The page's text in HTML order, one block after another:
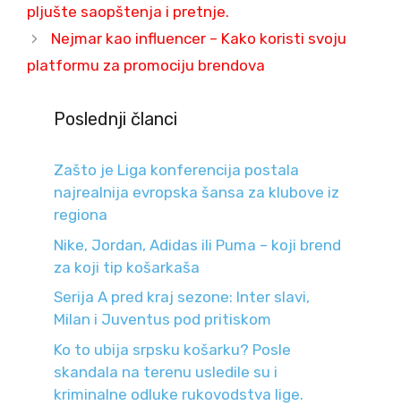
pljušte saopštenja i pretnje.
Nejmar kao influencer – Kako koristi svoju
platformu za promociju brendova
Poslednji članci
Zašto je Liga konferencija postala
najrealnija evropska šansa za klubove iz
regiona
Nike, Jordan, Adidas ili Puma – koji brend
za koji tip košarkaša
Serija A pred kraj sezone: Inter slavi,
Milan i Juventus pod pritiskom
Ko to ubija srpsku košarku? Posle
skandala na terenu usledile su i
kriminalne odluke rukovodstva lige.